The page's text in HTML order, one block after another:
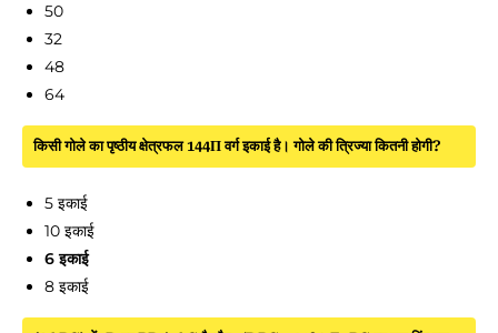
50
32
48
64
किसी गोले का पृष्ठीय क्षेत्रफल 144Π वर्ग इकाई है। गोले की त्रिज्या कितनी होगी?
5 इकाई
10 इकाई
6 इकाई
8 इकाई